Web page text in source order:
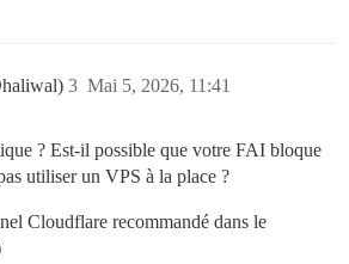
Mai 5, 2026, 11:41
3
? Est-il possible que votre FAI bloque
utiliser un VPS à la place ?
Cloudflare recommandé dans le